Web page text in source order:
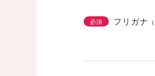
必須 フリガナ